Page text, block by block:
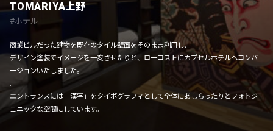
TOMARIYA上野
ホテル
商業ビルだった建物を既存のタイル壁面をそのまま利用し、
デザイン塗装でイメージを一変させたりと、ローコストにカプセルホテルへコンバ
ージョンいたしました。
.
エントランスには「漢字」をタイポグラフィとして全体にあしらったりとフォトジ
ェニックな空間にしています。